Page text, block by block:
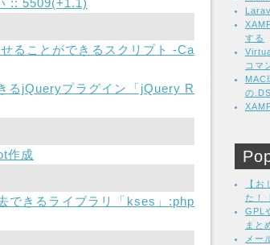
:: 5509(+1.1)
ることができるスクリプト -Ca
るjQueryプラグイン「jQuery R
作成
できるライブラリ「kses」:php
する
コマ
MAC
の
【
た！
GPL
まと
メー